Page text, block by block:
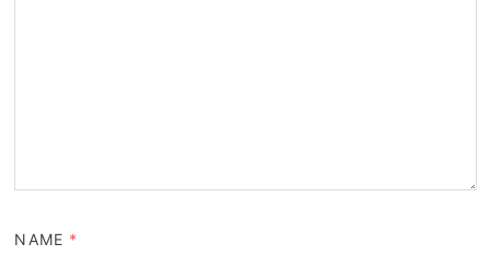
NAME *